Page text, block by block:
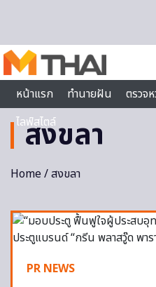
หน้าแรก
ทำนายฝัน ตรวจ
ไลฟ์สไตล์
สงขลา
Home/ สงขลา
PR NEWS